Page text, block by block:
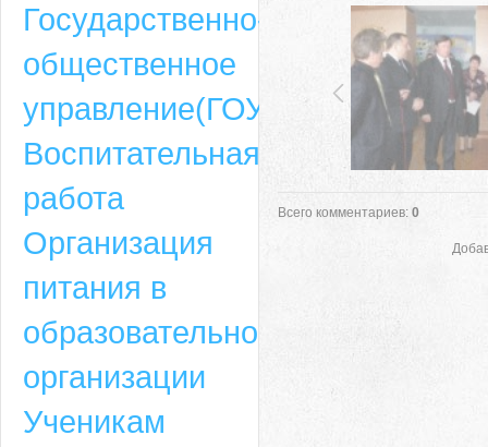
Адрес
659635, Алтайский край, Алтайский район, село Ая, ул. Школьная 11.
6-49, электронный адрес: aja_70@mail.ru
Всего комментариев: 0
Государственно-
общественное
управление(ГОУ)
Воспитательная
работа
Организация
питания в
образовательной
организации
Ученикам